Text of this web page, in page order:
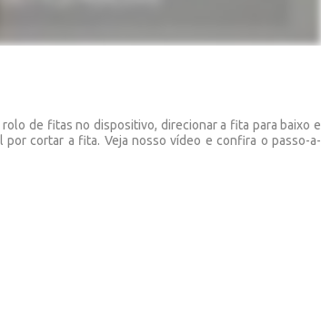
de fitas no dispositivo, direcionar a fita para baixo e
cortar a fita. Veja nosso vídeo e confira o passo-a-